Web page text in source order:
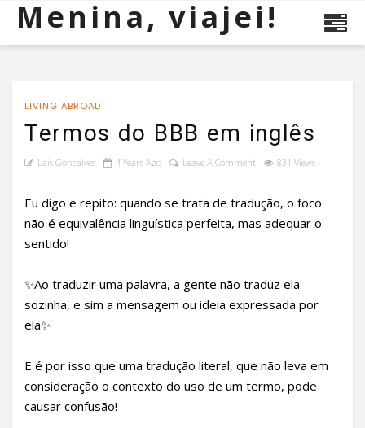
Menina, viajei!
LIVING ABROAD
Termos do BBB em inglês
Lais Goncalves 4 Years Ago Leave A Comment 831 Views
Eu digo e repito: quando se trata de tradução, o foco
não é equivalência linguística perfeita, mas adequar o
sentido!
✨Ao traduzir uma palavra, a gente não traduz ela
sozinha, e sim a mensagem ou ideia expressada por
ela✨
E é por isso que uma tradução literal, que não leva em
consideração o contexto do uso de um termo, pode
causar confusão!